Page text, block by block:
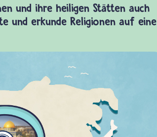
und ihre heiligen Stätten auch
und erkunde Religionen auf eine